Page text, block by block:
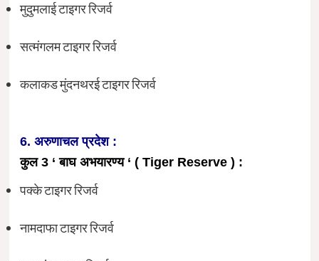
मुदुमलाई टाइगर रिजर्व
सत्मंगलम टाइगर रिजर्व
कलाकड मुंदनथरई टाइगर रिजर्व
6. अरुणाचल प्रदेश :
कुल 3 ‘ बाघ अभयारण्य ‘ ( Tiger Reserve ) :
पक्के टाइगर रिजर्व
नामदाफा टाइगर रिजर्व